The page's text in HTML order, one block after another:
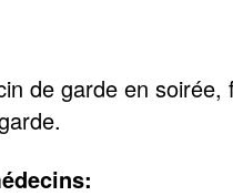
de garde en